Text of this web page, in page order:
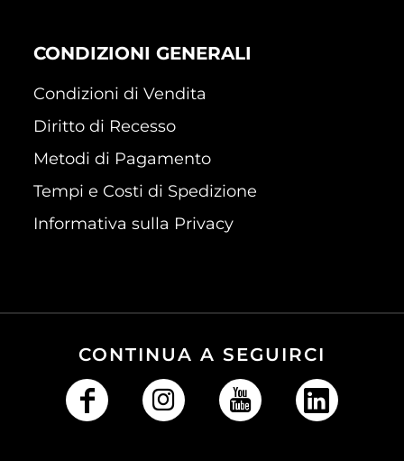
CONDIZIONI GENERALI
Condizioni di Vendita
Diritto di Recesso
Metodi di Pagamento
Tempi e Costi di Spedizione
Informativa sulla Privacy
CONTINUA A SEGUIRCI